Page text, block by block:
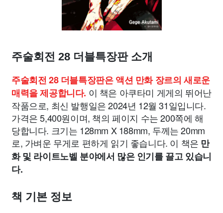
주술회전 28 더블특장판 소개
주술회전 28 더블특장판은 액션 만화 장르의 새로운
매력을 제공합니다. 이 책은 아쿠타미 게게의 뛰어난
작품으로, 최신 발행일은 2024년 12월 31일입니다.
가격은 5,400원이며, 책의 페이지 수는 200쪽에 해
당합니다. 크기는 128mm X 188mm, 두께는 20mm
로, 가벼운 무게로 편하게 읽기 좋습니다. 이 책은 만
화 및 라이트노벨 분야에서 많은 인기를 끌고 있습니
다.
책 기본 정보